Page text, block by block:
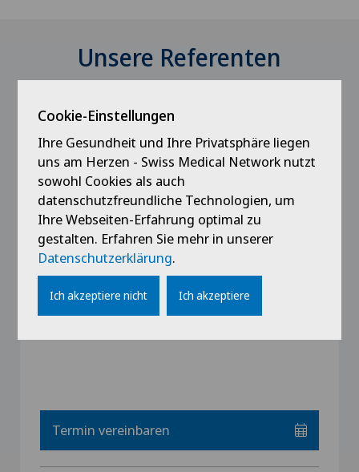
Unsere Referenten
Swiss Visio
Med. pract. Victoire Hurand
Spezialisierung
Ophthalmologie (Augenheilkunde),
Augenchirurgie
Termin vereinbaren
Cookie-Einstellungen
Ihre Gesundheit und Ihre Privatsphäre liegen
uns am Herzen - Swiss Medical Network nutzt
sowohl Cookies als auch
datenschutzfreundliche Technologien, um
Ihre Webseiten-Erfahrung optimal zu
gestalten. Erfahren Sie mehr in unserer
Datenschutzerklärung.
Ich akzeptiere nicht Ich akzeptiere